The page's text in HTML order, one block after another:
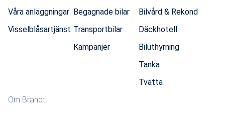
Våra anläggningar
Visselblåsartjänst
Begagnade bilar
Transportbilar
Kampanjer
Bilvård & Rekond
Däckhotell
Biluthyrning
Tanka
Tvätta
Om Brandt